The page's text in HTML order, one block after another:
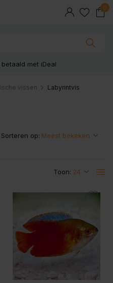
0
met iDeal
vissen Labyrintvis
Toon:
Sorteren op: